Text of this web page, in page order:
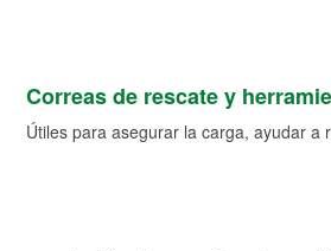
Correas de rescate y
Útiles para asegurar la carga, ayudar a